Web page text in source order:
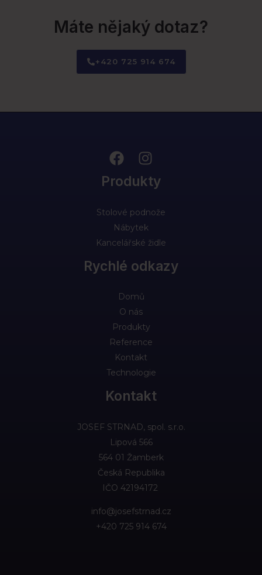
Máte nějaký dotaz?
+420 725 914 674
Produkty
Stolové podnože
Nábytek
Kancelářské židle
Rychlé odkazy
Domů
O nás
Produkty
Reference
Kontakt
Technologie
Kontakt
JOSEF STRNAD, spol. s.r.o.
Lipová 566
564 01 Žamberk
Česká Republika
IČO 42194172 ​
info@josefstrnad.cz
+420 725 914 674